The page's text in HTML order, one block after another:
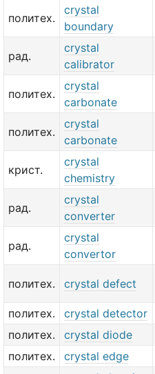
политех.
crystal
boundary
рад.
crystal
calibrator
политех.
crystal
carbonate
политех.
crystal
carbonate
крист.
crystal
chemistry
рад.
crystal
converter
рад.
crystal
convertor
политех. crystal defect
политех.
crystal detector
политех.
crystal diode
политех.
crystal edge